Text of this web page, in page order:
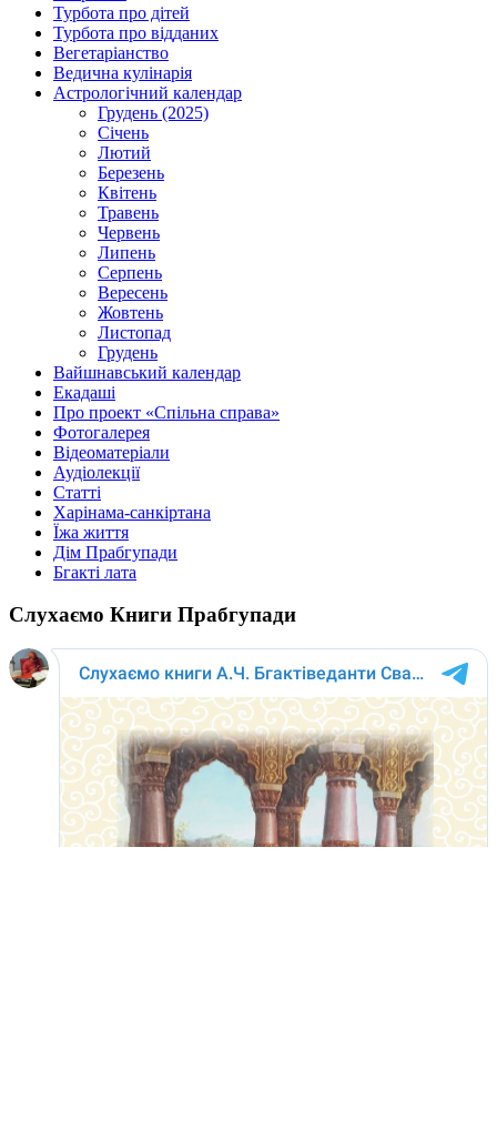
Турбота про дітей
Турбота про відданих
Вегетаріанство
Ведична кулінарія
Астрологічний календар
Грудень (2025)
Січень
Лютий
Березень
Квітень
Травень
Червень
Липень
Серпень
Вересень
Жовтень
Листопад
Грудень
Вайшнавський календар
Екадаші
Про проект «Спільна справа»
Фотогалерея
Відеоматеріали
Аудіолекції
Статті
Харінама-санкіртана
Їжа життя
Дім Прабгупади
Бгакті лата
Слухаємо Книги Прабгупади